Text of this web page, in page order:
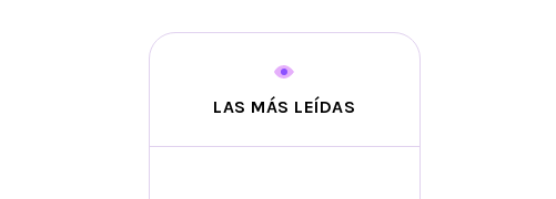
LAS MÁS LEÍDAS